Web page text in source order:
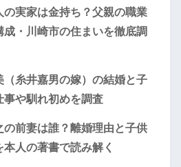
の実家は金持ち？父親の職業
成・川崎市の住まいを徹底調
（糸井嘉男の嫁）の結婚と子
事や馴れ初めを調査
の前妻は誰？離婚理由と子供
本人の著書で読み解く